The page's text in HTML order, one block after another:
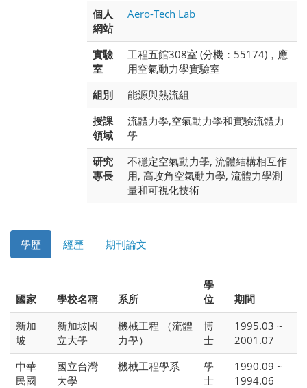
個人
網站
Aero-Tech Lab
實驗
室
工程五館308室 (分機：55174)，應
用空氣動力學實驗室
組別
能源與熱流組
授課
領域
流體力學,空氣動力學和實驗流體力
學
研究
專長
不穩定空氣動力學, 流體結構相互作
用, 高攻角空氣動力學, 流體力學測
量和可視化技術
學歷 經歷 期刊論文
國家 學校名稱 系所
學
位
期間
新加
坡
新加坡國
立大學
機械工程 （流體
力學）
博
士
1995.03 ~
2001.07
中華
民國
國立台灣
大學
機械工程學系
學
士
1990.09 ~
1994.06